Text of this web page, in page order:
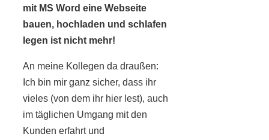
mit MS Word eine Webseite
bauen, hochladen und schlafen
legen ist nicht mehr!
An meine Kollegen da draußen:
Ich bin mir ganz sicher, dass ihr
vieles (von dem ihr hier lest), auch
im täglichen Umgang mit den
Kunden erfahrt und